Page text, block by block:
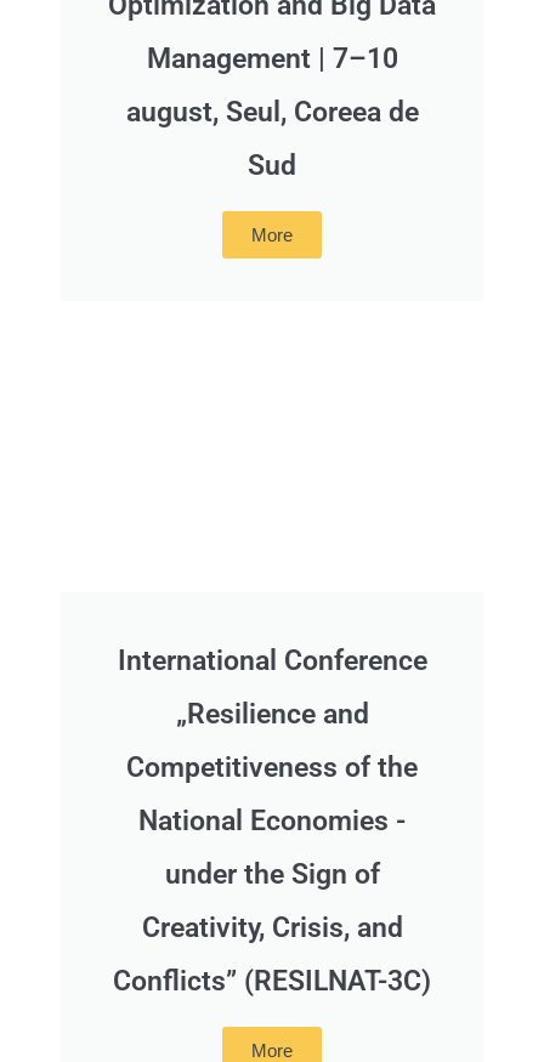
Management | 7–10
august, Seul, Coreea de
Sud
More
International Conference
„Resilience and
Competitiveness of the
National Economies -
under the Sign of
Creativity, Crisis, and
Conflicts” (RESILNAT-3C)
More